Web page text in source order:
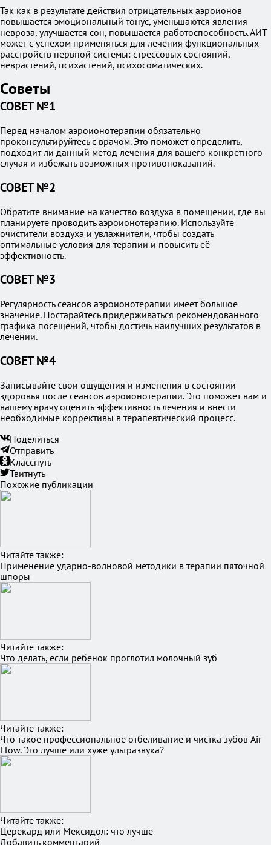
Так как в результате действия отрицательных аэроионов
повышается эмоциональный тонус, уменьшаются явления
невроза, улучшается сон, повышается работоспособность. АИТ
может с успехом применяться для лечения функциональных
расстройств нервной системы: стрессовых состояний,
неврастений, психастений, психосоматических.
Советы
СОВЕТ №1
Перед началом аэроионотерапии обязательно
проконсультируйтесь с врачом. Это поможет определить,
подходит ли данный метод лечения для вашего конкретного
случая и избежать возможных противопоказаний.
СОВЕТ №2
Обратите внимание на качество воздуха в помещении, где вы
планируете проводить аэроионотерапию. Используйте
очистители воздуха и увлажнители, чтобы создать
оптимальные условия для терапии и повысить её
эффективность.
СОВЕТ №3
Регулярность сеансов аэроионотерапии имеет большое
значение. Постарайтесь придерживаться рекомендованного
графика посещений, чтобы достичь наилучших результатов в
лечении.
СОВЕТ №4
Записывайте свои ощущения и изменения в состоянии
здоровья после сеансов аэроионотерапии. Это поможет вам и
вашему врачу оценить эффективность лечения и внести
необходимые коррективы в терапевтический процесс.
Поделиться
Отправить
Класснуть
Твитнуть
Похожие публикации
Читайте также:
Применение ударно-волновой методики в терапии пяточной
шпоры
Читайте также:
Что делать, если ребенок проглотил молочный зуб
Читайте также:
Что такое профессиональное отбеливание и чистка зубов Air
Flow. Это лучше или хуже ультразвука?
Читайте также:
Церекард или Мексидол: что лучше
Добавить комментарий